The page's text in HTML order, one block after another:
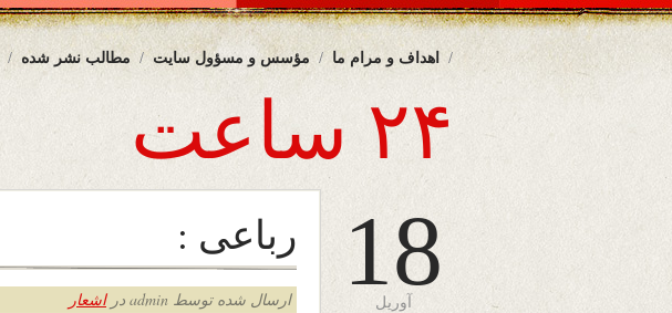
مطالب نشر شده مؤسس و مسؤول سایت اهداف و مرام ما
۲۴ ساعت
18
آوریل
رباعی :
ارسال شده توسط admin در اشعار